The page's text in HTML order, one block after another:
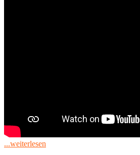
...weiterlesen